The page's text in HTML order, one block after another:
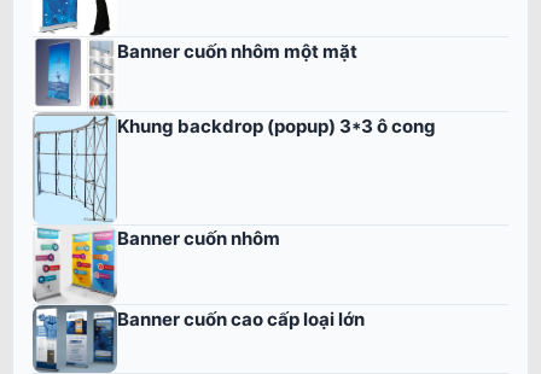
Banner cuốn nhôm một mặt
Khung backdrop (popup) 3*3 ô cong
Banner cuốn nhôm
Banner cuốn cao cấp loại lớn